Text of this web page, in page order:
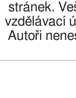
stránek.
vzdělávací
Autoři